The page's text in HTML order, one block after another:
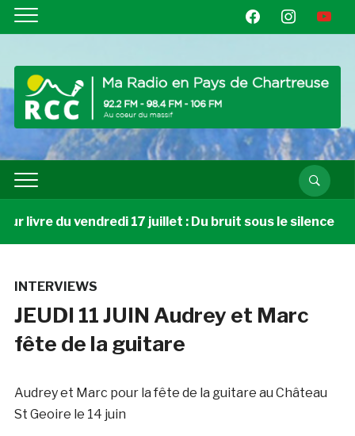
facebookinstagramyoutube
livre du vendredi 17 juillet : Du bruit sous le silence
INTERVIEWS
JEUDI 11 JUIN Audrey et Marc
fête de la guitare
Audrey et Marc pour la fête de la guitare au Château
St Geoire le 14 juin